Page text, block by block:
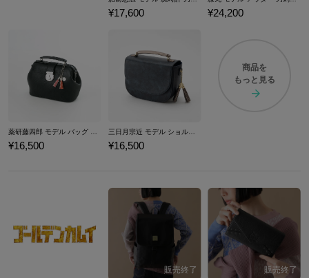
¥17,600 ¥24,200
¥16,500
三日月宗近 モデル ショルダーバッグ 刀剣乱舞ONLINE
¥16,500
商品を
もっと見る